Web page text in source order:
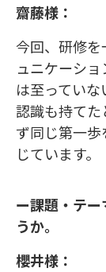
齋藤様：
今回、研修
ュニケーシ
は至ってい
認識も持てた
ず同じ第一
じています。
ー課題・テ
うか。
櫻井様：